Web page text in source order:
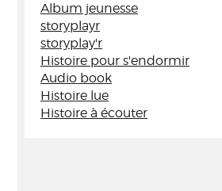
Album jeunesse
storyplayr
storyplay'r
Histoire pour s'endormir
Audio book
Histoire lue
Histoire à écouter